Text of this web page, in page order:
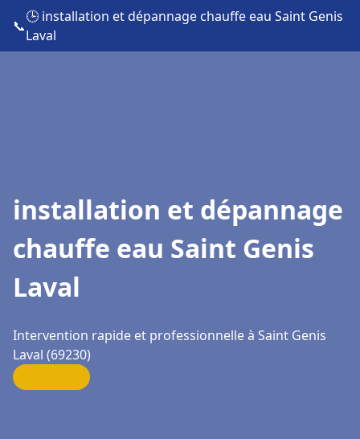
📞
🕒 installation et dépannage chauffe eau Saint Genis
Laval
installation et dépannage
chauffe eau Saint Genis
Laval
Intervention rapide et professionnelle à Saint Genis
Laval (69230)